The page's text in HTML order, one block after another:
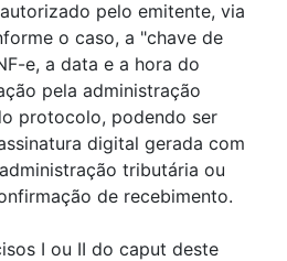
pelo emitente, via
o caso, a "chave de
e, a data e a hora do
pela administração
protocolo, podendo ser
digital gerada com
tributária ou
de recebimento.
I ou II do caput deste